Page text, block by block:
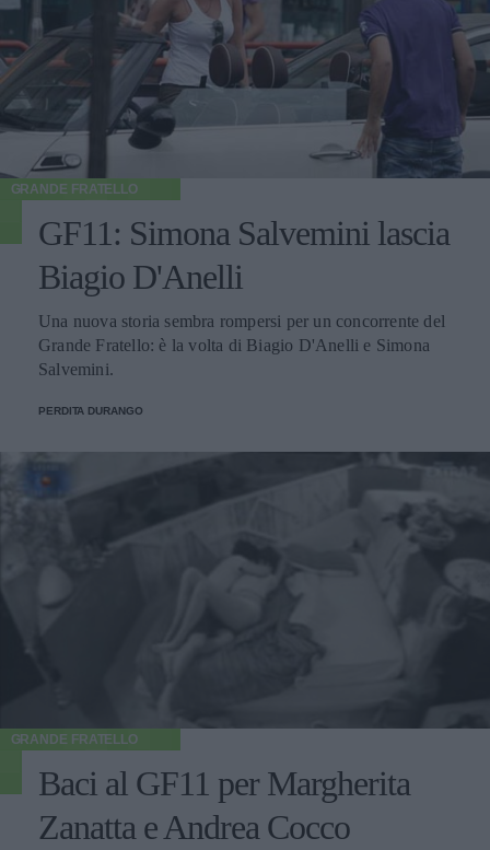
GRANDE FRATELLO
GF11: Simona Salvemini lascia
Biagio D'Anelli
Una nuova storia sembra rompersi per un concorrente del
Grande Fratello: è la volta di Biagio D'Anelli e Simona
Salvemini.
PERDITA DURANGO
GRANDE FRATELLO
Baci al GF11 per Margherita
Zanatta e Andrea Cocco